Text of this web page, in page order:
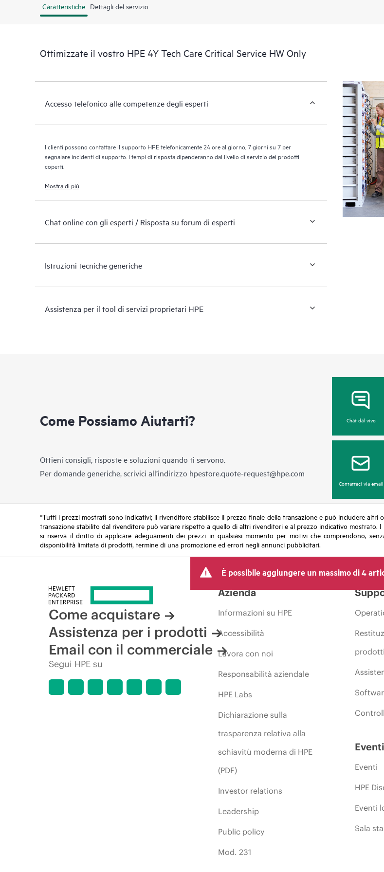
Caratteristiche Dettagli del servizio
Ottimizzate il vostro HPE 4Y Tech Care Critical Service HW Only
Accesso telefonico alle competenze degli esperti
I clienti possono contattare il supporto HPE telefonicamente 24 ore al giorno, 7 giorni su 7 per
segnalare incidenti di supporto. I tempi di risposta dipenderanno dal livello di servizio dei prodotti
coperti.
Mostra di più
Chat online con gli esperti / Risposta su forum di esperti
Istruzioni tecniche generiche
Assistenza per il tool di servizi proprietari HPE
Come Possiamo Aiutarti?
Ottieni consigli, risposte e soluzioni quando ti servono.
Per domande generiche, scrivici all’indirizzo hpestore.quote-request@hpe.com
Chat dal vivo
Contattaci via email
*Tutti i prezzi mostrati sono indicativi; il rivenditore stabilisce il prezzo finale della transazione e può includere altri
transazione stabilito dal rivenditore può variare rispetto a quello di altri rivenditori e al prezzo indicativo mostrato.
si riserva il diritto di applicare adeguamenti dei prezzi in qualsiasi momento per motivi che comprendono,
disponibilità limitata di prodotti, termine di una promozione ed errori negli annunci pubblicitari.
È possibile aggiungere un massimo di 4
Come acquistare
Assistenza per i prodotti
Email con il commerciale
Segui HPE su
Azienda
Informazioni su HPE
Accessibilità
Lavora con noi
Responsabilità aziendale
HPE Labs
Dichiarazione sulla
trasparenza relativa alla
schiavitù moderna di HPE
(PDF)
Investor relations
Leadership
Public policy
Mod. 231
prodotti
Eventi
HPE
Eventi
Sala